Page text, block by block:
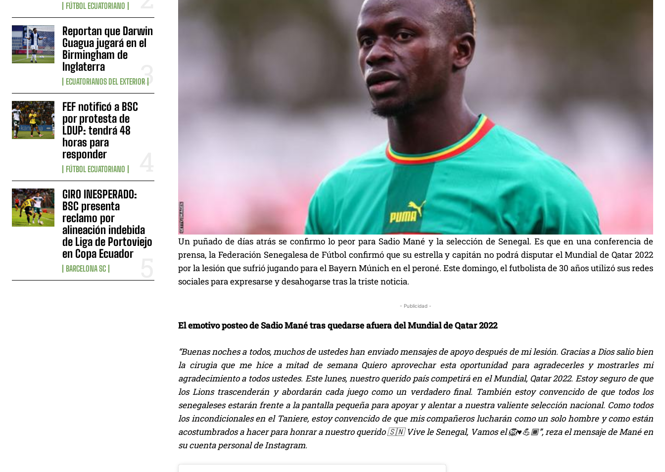
FÚTBOL ECUATORIANO
Reportan que Darwin
Guagua jugará en el
Birmingham de
Inglaterra
ECUATORIANOS DEL EXTERIOR
FEF notificó a BSC
por protesta de
LDUP: tendrá 48
horas para
responder
FÚTBOL ECUATORIANO
GIRO INESPERADO:
BSC presenta
reclamo por
alineación indebida
de Liga de Portoviejo
en Copa Ecuador
BARCELONA SC
Un puñado de días atrás se confirmo lo peor para Sadio Mané y la selección de Senegal. Es que en una conferencia de
prensa, la Federación Senegalesa de Fútbol confirmó que su estrella y capitán no podrá disputar el Mundial de Qatar 2022
por la lesión que sufrió jugando para el Bayern Múnich en el peroné. Este domingo, el futbolista de 30 años utilizó sus redes
sociales para expresarse y desahogarse tras la triste noticia.
- Publicidad -
El emotivo posteo de Sadio Mané tras quedarse afuera del Mundial de Qatar 2022
“Buenas noches a todos, muchos de ustedes han enviado mensajes de apoyo después de mi lesión. Gracias a Dios salio bien
la cirugìa que me hice a mitad de semana Quiero aprovechar esta oportunidad para agradecerles y mostrarles mi
agradecimiento a todos ustedes. Este lunes, nuestro querido país competirá en el Mundial, Qatar 2022. Estoy seguro de que
los Lions trascenderán y abordarán cada juego como un verdadero final. También estoy convencido de que todos los
senegaleses estarán frente a la pantalla pequeña para apoyar y alentar a nuestra valiente selección nacional. Como todos
los incondicionales en el Taniere, estoy convencido de que mis compañeros lucharán como un solo hombre y como están
acostumbrados a hacer para honrar a nuestro querido 🇸🇳 Vive le Senegal, Vamos el 🦁♥️💪🏾”, reza el mensaje de Mané en
su cuenta personal de Instagram.